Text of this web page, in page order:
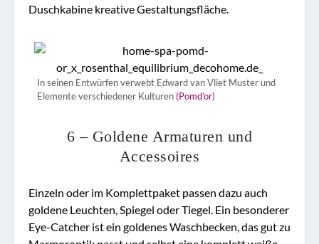
Duschkabine kreative Gestaltungsfläche.
In seinen Entwürfen verwebt Edward van Vliet Muster und
Elemente verschiedener Kulturen(Pomd’or)
6 – Goldene Armaturen und
Accessoires
Einzeln oder im Komplettpaket passen dazu auch
goldene Leuchten, Spiegel oder Tiegel. Ein besonderer
Eye-Catcher ist ein goldenes Waschbecken, das gut zu